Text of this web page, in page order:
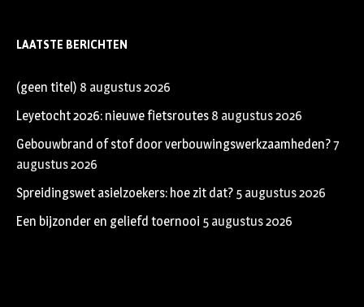
LAATSTE BERICHTEN
(geen titel) 8 augustus 2026
Leyetocht 2026: nieuwe fietsroutes 8 augustus 2026
Gebouwbrand of stof door verbouwingswerkzaamheden?7
augustus 2026
Spreidingswet asielzoekers: hoe zit dat? 5 augustus 2026
Een bijzonder en geliefd toernooi 5 augustus 2026